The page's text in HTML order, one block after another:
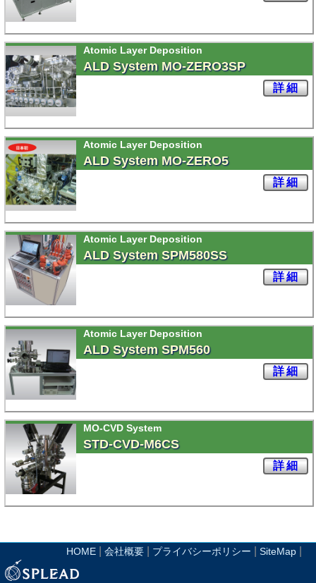
Atomic Layer Deposition
ALD System MO-ZERO3SP
詳細
Atomic Layer Deposition
ALD System MO-ZERO5
詳細
Atomic Layer Deposition
ALD System SPM580SS
詳細
Atomic Layer Deposition
ALD System SPM560
詳細
MO-CVD System
STD-CVD-M6CS
詳細
HOME 会社概要 プライバシーポリシー SiteMap